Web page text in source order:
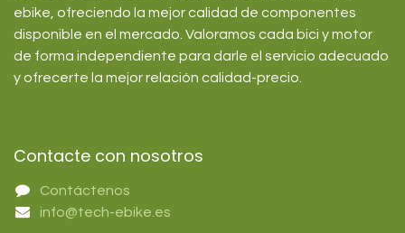
ebike, ofreciendo la mejor calidad de componentes
disponible en el mercado. Valoramos cada bici y motor
de forma independiente para darle el servicio adecuado
y ofrecerte la mejor relación calidad-precio.
Contacte con nosotros
Contáctenos
info@tech-ebike.es